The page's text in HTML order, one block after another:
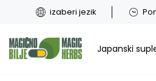
izaberi jezik
Japanski